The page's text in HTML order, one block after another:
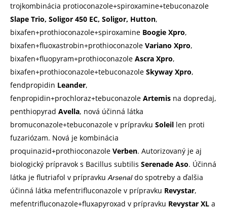
trojkombinácia protioconazole+spiroxamine+tebuconazole
Slape Trio, Soligor 450 EC, Soligor, Hutton,
bixafen+prothioconazole+spiroxamine Boogie Xpro,
bixafen+fluoxastrobin+prothioconazole Variano Xpro,
bixafen+fluopyram+prothioconazole Ascra Xpro,
bixafen+prothioconazole+tebuconazole Skyway Xpro,
fendpropidin Leander,
fenpropidin+prochloraz+tebuconazole Artemis na dopredaj,
penthiopyrad Avella, nová účinná látka
bromuconazole+tebuconazole v prípravku Soleil len proti
fuzariózam. Nová je kombinácia
proquinazid+prothioconazole Verben. Autorizovaný je aj
biologický prípravok s Bacillus subtilis Serenade Aso. Účinná
látka je flutriafol v prípravku Arsenaldo spotreby a ďalšia
účinná látka mefentrifluconazole v prípravku Revystar,
mefentrifluconazole+fluxapyroxad v prípravku Revystar XL a